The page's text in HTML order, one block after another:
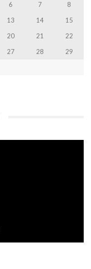
6 7
8
13 14
15
20 21
22
27 28
29